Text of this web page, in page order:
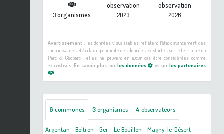
3organismes
observation
2023
observation
2026
Avertissement :les données visualisables reflètent l'état d'avancement des
connaissances et/ou la disponibilité des données existantes sur le territoire du
Parc & Géoparc : elles ne peuvent en aucun cas être considérées comme
exhaustives. En savoir plus sur les données et surles partenaires
6 communes 3organismes 4 observateurs
Argentan -Boitron -Ger-Le Bouillon -Magny-le-Désert-